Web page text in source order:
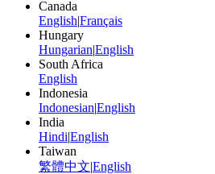
Canada
English|Français
Hungary
Hungarian|English
South Africa
English
Indonesia
Indonesian|English
India
Hindi|English
Taiwan
繁體中文|English